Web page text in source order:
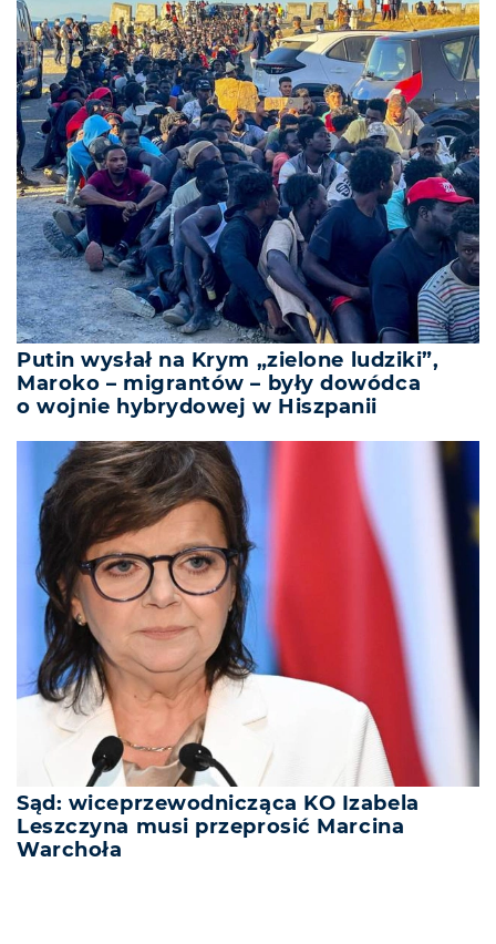
Putin wysłał na Krym „zielone ludziki”,
Maroko – migrantów – były dowódca
o wojnie hybrydowej w Hiszpanii
Sąd: wiceprzewodnicząca KO Izabela
Leszczyna musi przeprosić Marcina
Warchoła